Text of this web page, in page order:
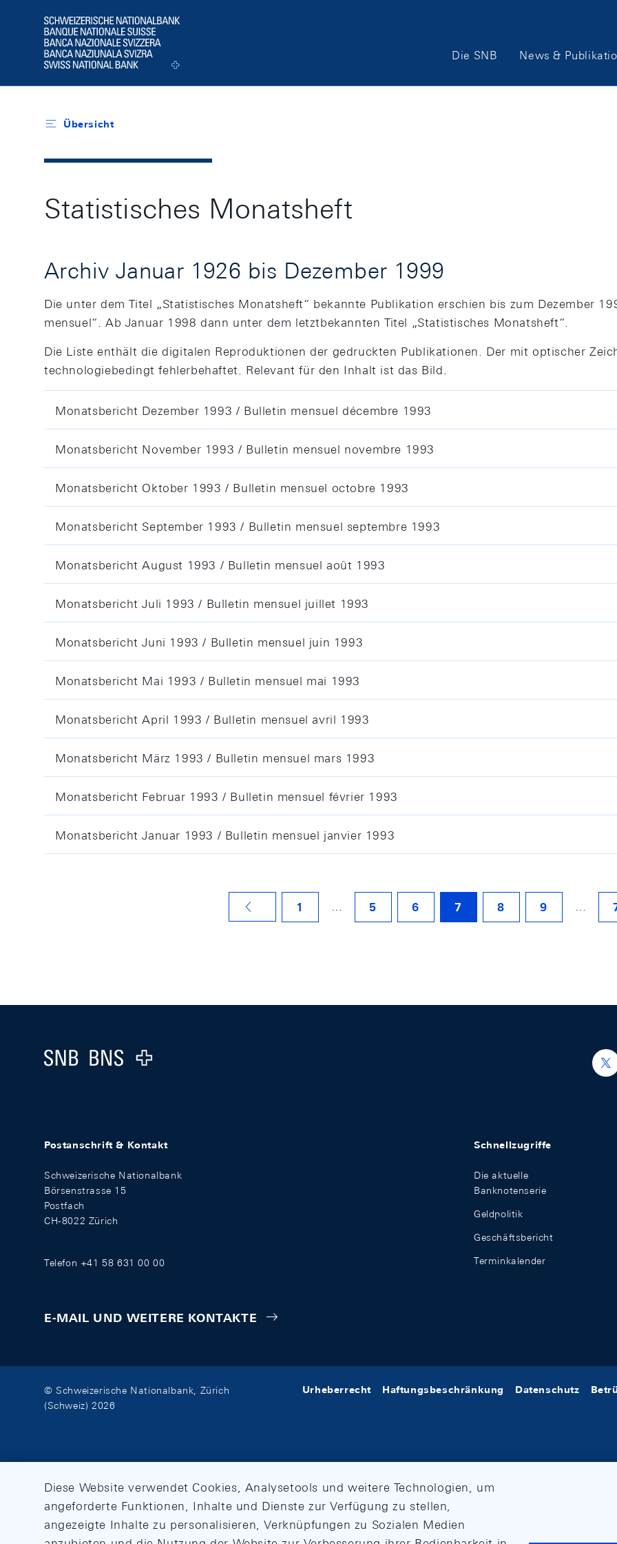
Logo
Hauptnavigation
Die SNB News &
Übersicht
Statistisches Monatsheft
Archiv Januar 1926 bis Dezember 1999
Die unter dem Titel „Statistisches Monatsheft“ bekannte Publikation erschien bis zum Dezember
mensuel“. Ab Januar 1998 dann unter dem letztbekannten Titel „Statistisches Monatsheft“.
Die Liste enthält die digitalen Reproduktionen der gedruckten Publikationen. Der mit optischer
technologiebedingt fehlerbehaftet. Relevant für den Inhalt ist das Bild.
Monatsbericht Dezember 1993 / Bulletin mensuel décembre 1993
Monatsbericht November 1993 / Bulletin mensuel novembre 1993
Monatsbericht Oktober 1993 / Bulletin mensuel octobre 1993
Monatsbericht September 1993 / Bulletin mensuel septembre 1993
Monatsbericht August 1993 / Bulletin mensuel août 1993
Monatsbericht Juli 1993 / Bulletin mensuel juillet 1993
Monatsbericht Juni 1993 / Bulletin mensuel juin 1993
Monatsbericht Mai 1993 / Bulletin mensuel mai 1993
Monatsbericht April 1993 / Bulletin mensuel avril 1993
Monatsbericht März 1993 / Bulletin mensuel mars 1993
Monatsbericht Februar 1993 / Bulletin mensuel février 1993
Monatsbericht Januar 1993 / Bulletin mensuel janvier 1993
1 5 6 7 8 9
Footer
Logo
Postanschrift & Kontakt
Schweizerische Nationalbank
Börsenstrasse 15
Postfach
CH-8022 Zürich
Telefon +41 58 631 00 00
E-MAIL UND WEITERE KONTAKTE
Schnellzugriffe
Die aktuelle
Banknotenserie
Geldpolitik
Geschäftsbericht
Terminkalender
© Schweizerische Nationalbank, Zürich
(Schweiz) 2026
Urheberrecht Haftungsbeschränkung Datenschutz
Diese Website verwendet Cookies, Analysetools und weitere Technologien, um
angeforderte Funktionen, Inhalte und Dienste zur Verfügung zu stellen,
angezeigte Inhalte zu personalisieren, Verknüpfungen zu Sozialen Medien